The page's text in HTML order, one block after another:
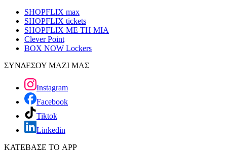
SHOPFLIX max
SHOPFLIX tickets
SHOPFLIX ΜΕ ΤΗ ΜΙΑ
Clever Point
BOX NOW Lockers
ΣΥΝΔΕΣΟΥ ΜΑΖΙ ΜΑΣ
Instagram
Facebook
Tiktok
Linkedin
ΚΑΤΕΒΑΣΕ ΤΟ APP